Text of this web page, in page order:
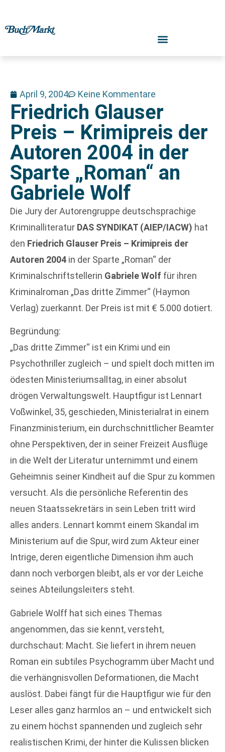
April 9, 2004 Keine Kommentare
Friedrich Glauser
Preis – Krimipreis der
Autoren 2004 in der
Sparte „Roman“ an
Gabriele Wolf
Die Jury der Autorengruppe deutschsprachige
Kriminalliteratur DAS SYNDIKAT (AIEP/IACW) hat
den Friedrich Glauser Preis – Krimipreis der
Autoren 2004 in der Sparte „Roman“ der
Kriminalschriftstellerin Gabriele Wolf für ihren
Kriminalroman „Das dritte Zimmer“ (Haymon
Verlag) zuerkannt. Der Preis ist mit € 5.000 dotiert.
Begründung:
„Das dritte Zimmer“ ist ein Krimi und ein
Psychothriller zugleich – und spielt doch mitten im
ödesten Ministeriumsalltag, in einer absolut
drögen Verwaltungswelt. Hauptfigur ist Lennart
Voßwinkel, 35, geschieden, Ministerialrat in einem
Finanzministerium, ein durchschnittlicher Beamter
ohne Perspektiven, der in seiner Freizeit Ausflüge
in die Welt der Literatur unternimmt und einem
Geheimnis seiner Kindheit auf die Spur zu kommen
versucht. Als die persönliche Referentin des
neuen Staatssekretärs in sein Leben tritt wird
alles anders. Lennart kommt einem Skandal im
Ministerium auf die Spur, wird zum Akteur einer
Intrige, deren eigentliche Dimension ihm auch
dann noch verborgen bleibt, als er vor der Leiche
seines Abteilungsleiters steht.
Gabriele Wolff hat sich eines Themas
angenommen, das sie kennt, versteht,
durchschaut: Macht. Sie liefert in ihrem neuen
Roman ein subtiles Psychogramm über Macht und
die verhängnisvollen Deformationen, die Macht
auslöst. Dabei fängt für die Hauptfigur wie für den
Leser alles ganz harmlos an – und entwickelt sich
zu einem höchst spannenden und zugleich sehr
realistischen Krimi, der hinter die Kulissen blicken